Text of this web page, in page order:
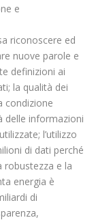
e
riconoscere ed
nuove parole e
definizioni ai
la qualità dei
condizione
delle informazioni
l’utilizzo
di dati perché
robustezza e la
energia è
di